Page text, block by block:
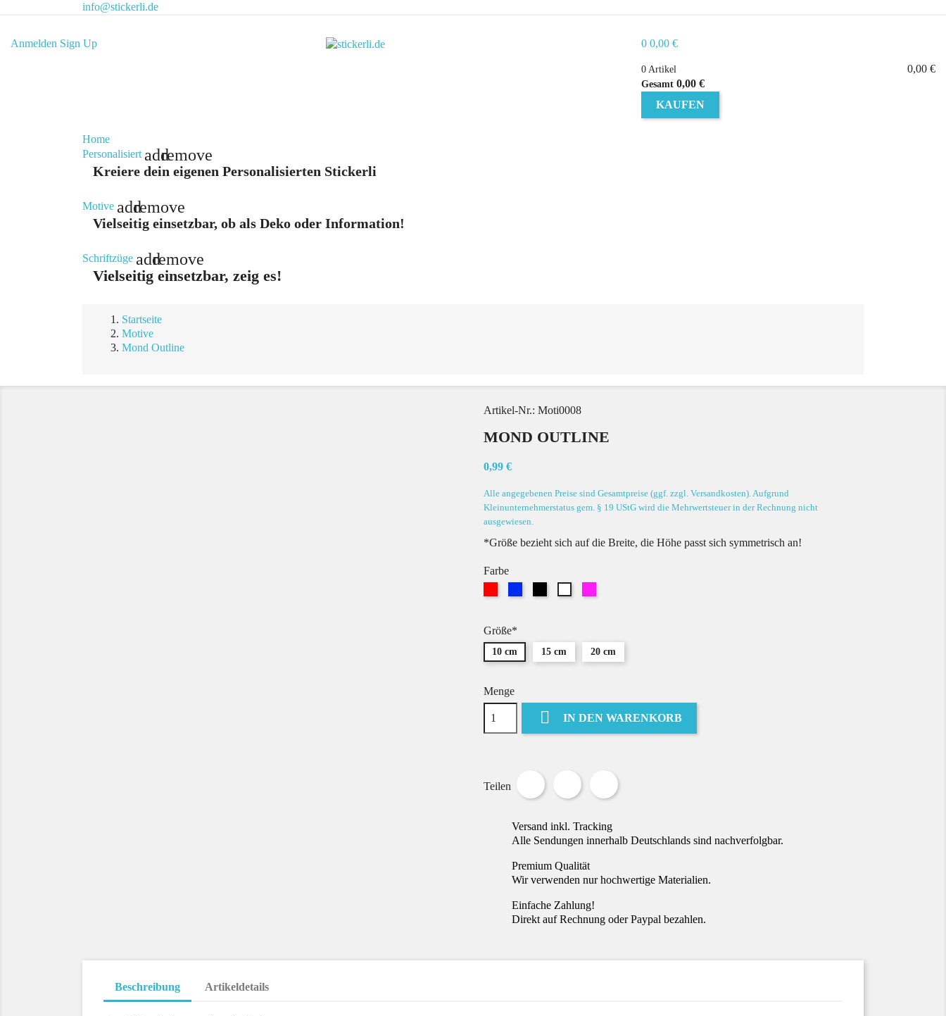
info@stickerli.de
Anmelden Sign Up 0 0,00 €
0 Artikel 0,00 €
Gesamt 0,00 €
KAUFEN
Home
Personalisiert addremove
Kreiere dein eigenen Personalisierten Stickerli
Motive addremove
Vielseitig einsetzbar, ob als Deko oder Information!
Schriftzüge addremove
Vielseitig einsetzbar, zeig es!
Startseite
Motive
Mond Outline
Artikel-Nr.: Moti0008
MOND OUTLINE
0,99 €
Alle angegebenen Preise sind Gesamtpreise (ggf. zzgl. Versandkosten). Aufgrund
Kleinunternehmerstatus gem. § 19 UStG wird die Mehrwertsteuer in der Rechnung nicht
ausgewiesen.
*Größe bezieht sich auf die Breite, die Höhe passt sich symmetrisch an!
Farbe
Größe*
10 cm 15 cm 20 cm
Menge
 IN DEN WARENKORB
Teilen
Versand inkl. Tracking
Alle Sendungen innerhalb Deutschlands sind nachverfolgbar.
Premium Qualität
Wir verwenden nur hochwertige Materialien.
Einfache Zahlung!
Direkt auf Rechnung oder Paypal bezahlen.
Beschreibung Artikeldetails